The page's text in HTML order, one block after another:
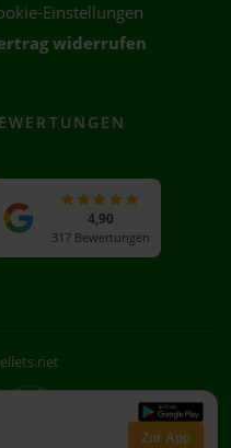
Zur App
Einstellungen
widerrufen
4,90
317 Bewertungen